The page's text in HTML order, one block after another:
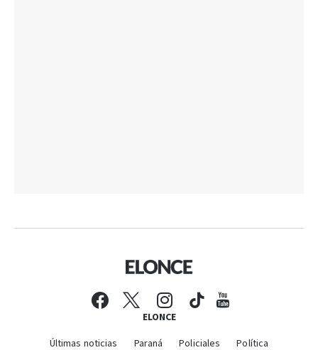
ELONCE
Últimas noticias Paraná Policiales Política